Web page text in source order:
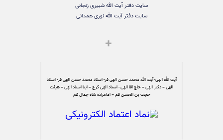
سایت دفتر آیت الله شبیری زنجانی
سایت دفتر آیت الله نوری همدانی
آیت الله الهی- آیت الله محمد حسن الهی فر- استاد محمد حسن الهی فر- استاد
الهی – دکتر الهی – حاج آقا الهی - استاد الهی کرج – ایتا استاد الهی – هیئت
حجت بن الحسن قم – امامزاده شاه جمال قم